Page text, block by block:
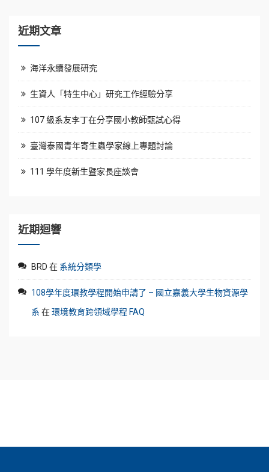
近期文章
海洋永續發展研究
生資人「特生中心」研究工作經驗分享
107 級系友李丁在分享國小教師甄試心得
臺灣泰國青年寄生蟲學家線上專題討論
111 學年度新生暨家長座談會
近期迴響
BRD 在 系統分類學
108學年度環教學程開始申請了 – 國立嘉義大學生物資源學
系 在環境教育跨領域學程 FAQ